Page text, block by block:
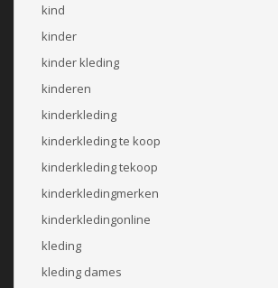
kind
kinder
kinder kleding
kinderen
kinderkleding
kinderkleding te koop
kinderkleding tekoop
kinderkledingmerken
kinderkledingonline
kleding
kleding dames